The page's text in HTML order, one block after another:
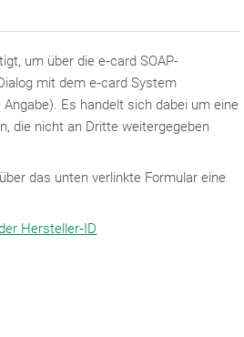
um über die e‑card SOAP-
mit dem e‑card System
Es handelt sich dabei um eine
die nicht an Dritte weitergegeben
das unten verlinkte Formular eine
Hersteller‑ID